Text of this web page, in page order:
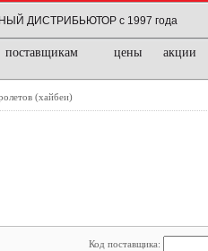
ДИСТРИБЬЮТОР с 1997 года
поставщикам цены акции
(хайбеи)
Код поставщика: